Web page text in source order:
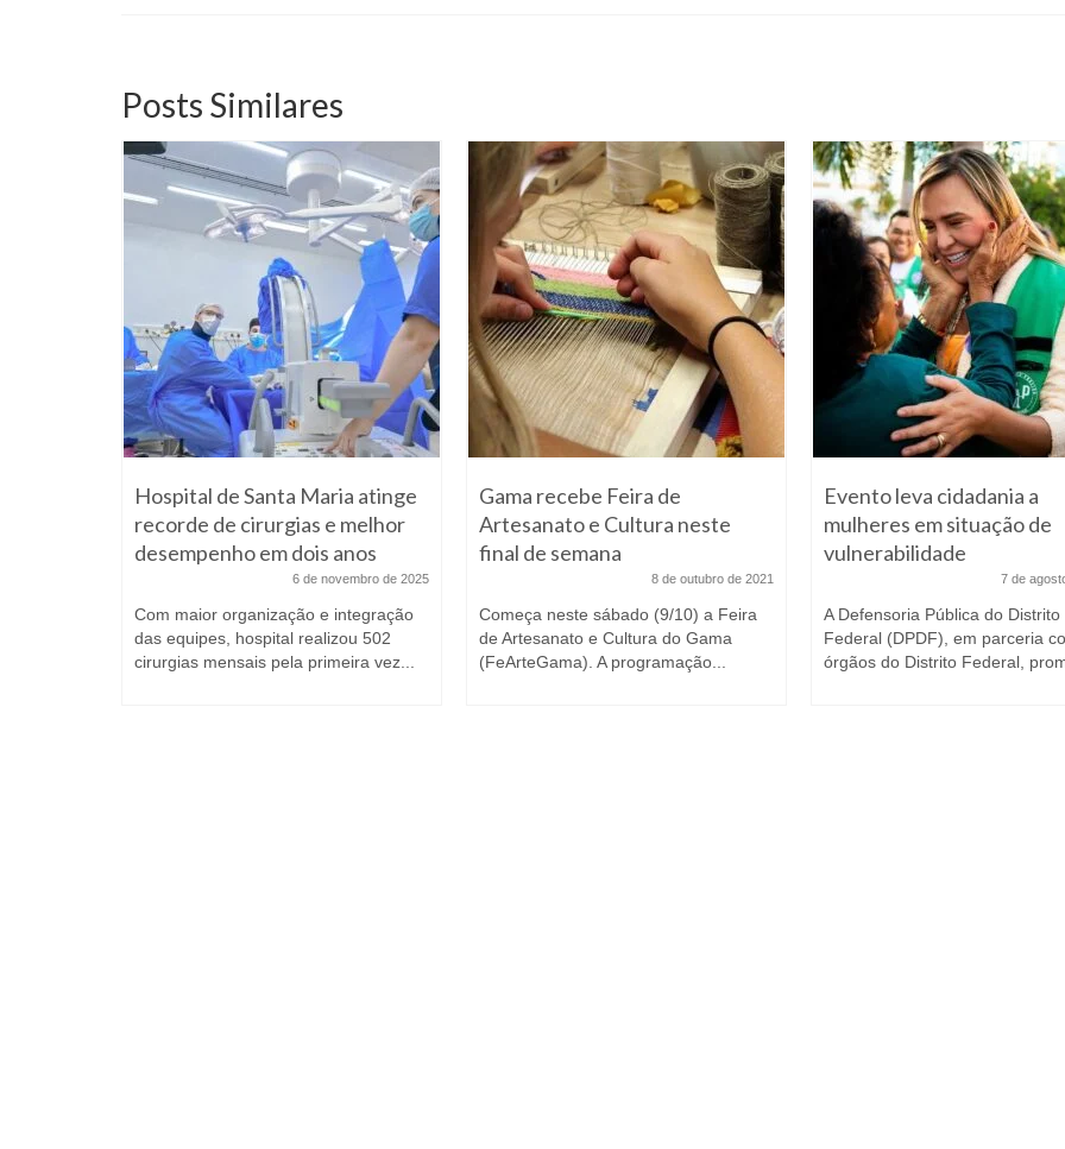
Posts Similares
Hospital de Santa Maria atinge
recorde de cirurgias e melhor
desempenho em dois anos
6 de novembro de 2025
Com maior organização e integração
das equipes, hospital realizou 502
cirurgias mensais pela primeira vez...
Gama recebe Feira de
Artesanato e Cultura neste
final de semana
8 de outubro de 2021
Começa neste sábado (9/10) a Feira
de Artesanato e Cultura do Gama
(FeArteGama). A programação...
Evento leva cidadania a
mulheres em situação de
vulnerabilidade
7 de
A Defensoria Pública do Distrito
Federal (DPDF), em parceria
órgãos do Distrito Federal,